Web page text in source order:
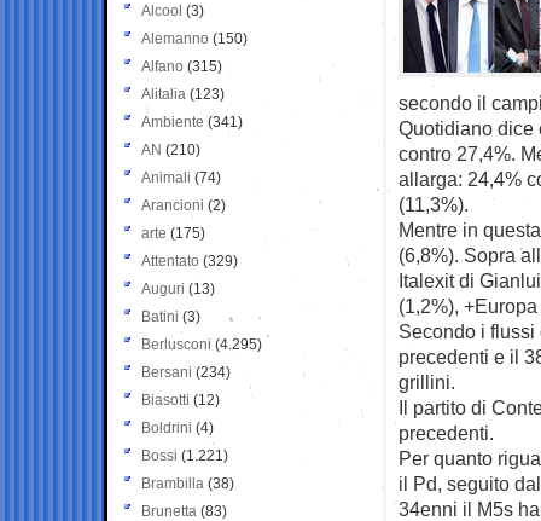
secondo il
Quotidiano dice
contro 27,4%.
allarga: 24,4%
(11,3%).
Mentre in
(6,8%). Sopra
Italexit di
(1,2%),
Secondo i
precedenti e il
grillini.
Il partito di
precedenti.
Per quanto
il Pd, seguito
34enni il M5s
Alcool (3)
Alemanno (150)
Alfano (315)
Alitalia (123)
Ambiente (341)
AN (210)
Animali (74)
Arancioni (2)
arte (175)
Attentato (329)
Auguri (13)
Batini (3)
Berlusconi (4.295)
Bersani (234)
Biasotti (12)
Boldrini (4)
Bossi (1.221)
Brambilla (38)
Brunetta (83)